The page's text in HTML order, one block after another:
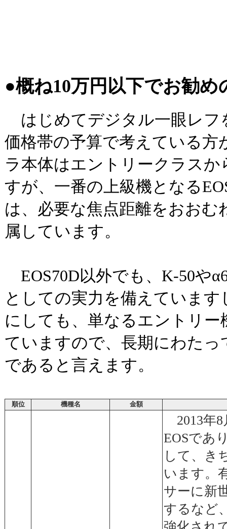
●概ね10万円以下でお勧
はじめてデジタル一眼レフ
価格帯の予算で考えている方
ラ本体はエントリークラス
すが、一番の上級機となる
は、必要な焦点距離をおお
属しています。
EOS70D以外でも、K-50や
としての実力を備えています
にしても、単なるエントリ
ていますので、長期にわた
であると言えます。
順位 機種名 金額
2013年8
EOSであ
して、き
います。
サーに新
するなど